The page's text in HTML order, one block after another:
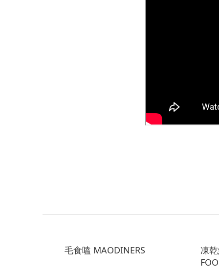
毛食嗑 MAODINERS
凍